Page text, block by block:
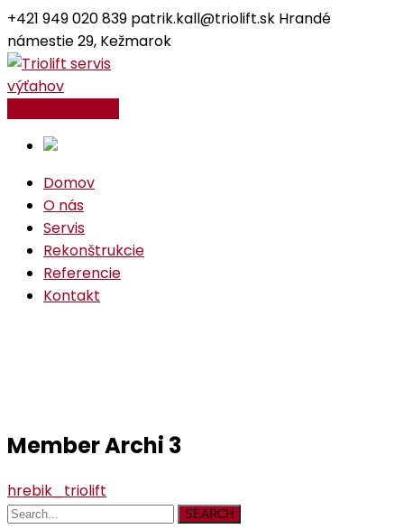
+421 949 020 839 patrik.kall@triolift.sk Hrandé
námestie 29, Kežmarok
Facebook
Profile
Instagram
Profile
Domov
O nás
Servis
Rekonštrukcie
Referencie
Kontakt
Member Archi 3
hrebik_triolift
SEARCH